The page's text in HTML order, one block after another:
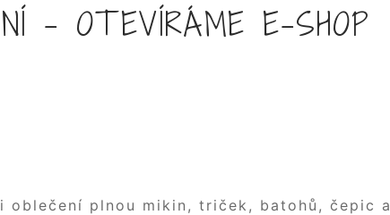
– OTEVÍRÁME E-SHOP
oblečení plnou mikin, triček, batohů, čepic a